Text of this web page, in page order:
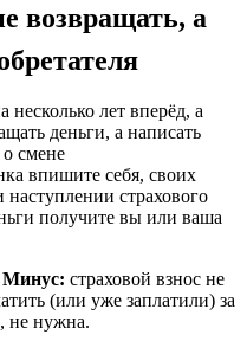
возвращать, а
несколько лет вперёд, а
деньги, а написать
смене
впишите себя, своих
страхового
получите вы или ваша
Минус: страховой взнос не
(или уже заплатили) за
не нужна.